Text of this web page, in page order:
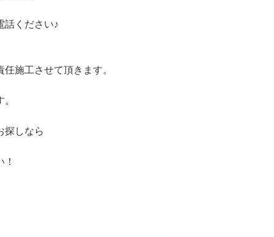
話ください♪
施工させて頂きます。
探しなら